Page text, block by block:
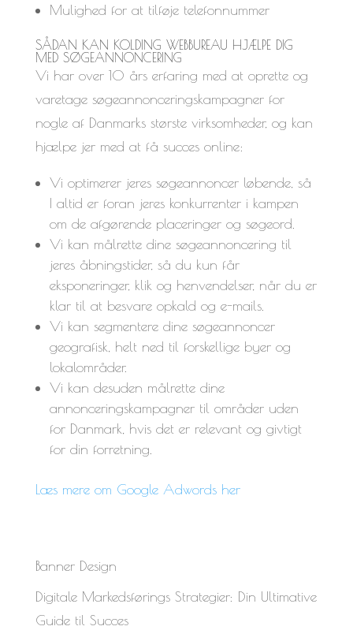
Mulighed for at tilføje telefonnummer
SÅDAN KAN KOLDING WEBBUREAU HJÆLPE DIG
MED SØGEANNONCERING
Vi har over 10 års erfaring med at oprette og
varetage søgeannonceringskampagner for
nogle af Danmarks største virksomheder, og kan
hjælpe jer med at få succes online:
Vi optimerer jeres søgeannoncer løbende, så
I altid er foran jeres konkurrenter i kampen
om de afgørende placeringer og søgeord.
Vi kan målrette dine søgeannoncering til
jeres åbningstider, så du kun får
eksponeringer, klik og henvendelser, når du er
klar til at besvare opkald og e-mails.
Vi kan segmentere dine søgeannoncer
geografisk, helt ned til forskellige byer og
lokalområder.
Vi kan desuden målrette dine
annonceringskampagner til områder uden
for Danmark, hvis det er relevant og givtigt
for din forretning.
Læs mere om Google Adwords her
Banner Design
Digitale Markedsførings Strategier: Din Ultimative
Guide til Succes